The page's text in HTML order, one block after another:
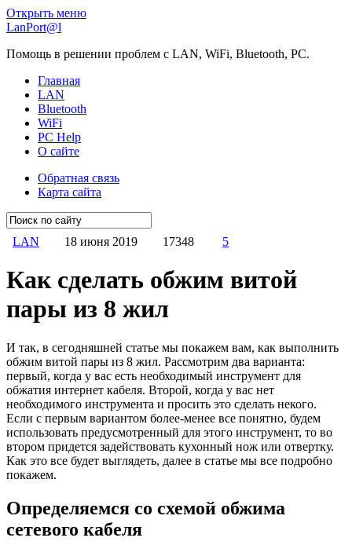
Открыть меню
LanPort@l
Помощь в решении проблем с LAN, WiFi, Bluetooth, PC.
Главная
LAN
Bluetooth
WiFi
PC Help
О сайте
Обратная связь
Карта сайта
LAN 18 июня 2019 17348 5
Как сделать обжим витой
пары из 8 жил
И так, в сегодняшней статье мы покажем вам, как выполнить
обжим витой пары из 8 жил. Рассмотрим два варианта:
первый, когда у вас есть необходимый инструмент для
обжатия интернет кабеля. Второй, когда у вас нет
необходимого инструмента и просить это сделать некого.
Если с первым вариантом более-менее все понятно, будем
использовать предусмотренный для этого инструмент, то во
втором придется задействовать кухонный нож или отвертку.
Как это все будет выглядеть, далее в статье мы все подробно
покажем.
Определяемся со схемой обжима
сетевого кабеля